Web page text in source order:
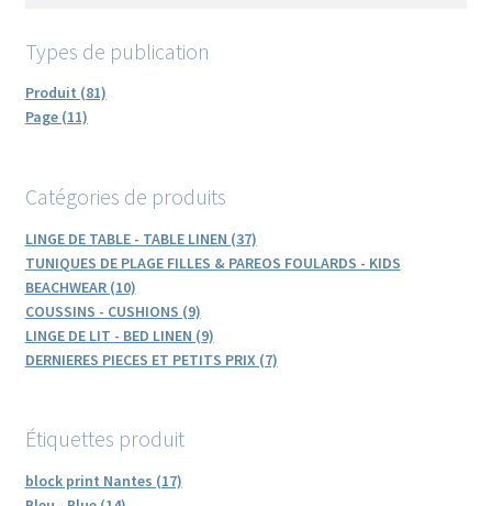
Types de publication
Produit (81)
Page (11)
Catégories de produits
LINGE DE TABLE - TABLE LINEN (37)
TUNIQUES DE PLAGE FILLES & PAREOS FOULARDS - KIDS
BEACHWEAR (10)
COUSSINS - CUSHIONS (9)
LINGE DE LIT - BED LINEN (9)
DERNIERES PIECES ET PETITS PRIX (7)
Étiquettes produit
block print Nantes (17)